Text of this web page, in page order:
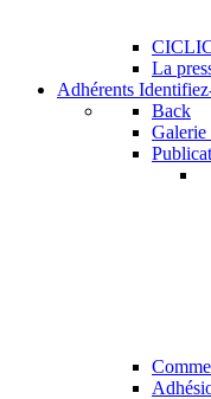
La
Adhérents
Back
Galerie